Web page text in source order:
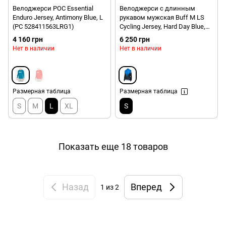
Велоджерси POC Essential
Enduro Jersey, Antimony Blue, L
(PC 528411563LRG1)
4 160 грн
Нет в наличии
Размерная таблица
S M L XL
Велоджерси с длинным
рукавом мужская Buff M LS
Cycling Jersey, Hard Day Blue,
р.S (BU 2127.707.03)
6 250 грн
Нет в наличии
Размерная таблица
S
Показать еще 18 товаров
Назад 1 из 2 Вперед